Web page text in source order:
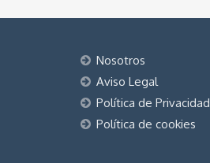
Nosotros
Aviso Legal
Política de Privacidad
Política de cookies